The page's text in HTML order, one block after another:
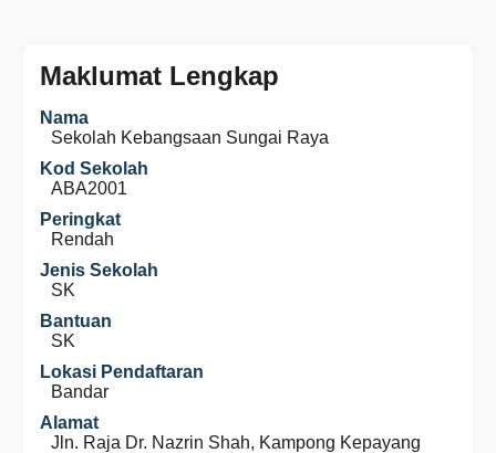
Maklumat Lengkap
Nama
Sekolah Kebangsaan Sungai Raya
Kod Sekolah
ABA2001
Peringkat
Rendah
Jenis Sekolah
SK
Bantuan
SK
Lokasi Pendaftaran
Bandar
Alamat
Jln. Raja Dr. Nazrin Shah, Kampong Kepayang